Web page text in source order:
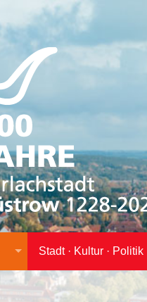
Stadt · Kultur · Politik